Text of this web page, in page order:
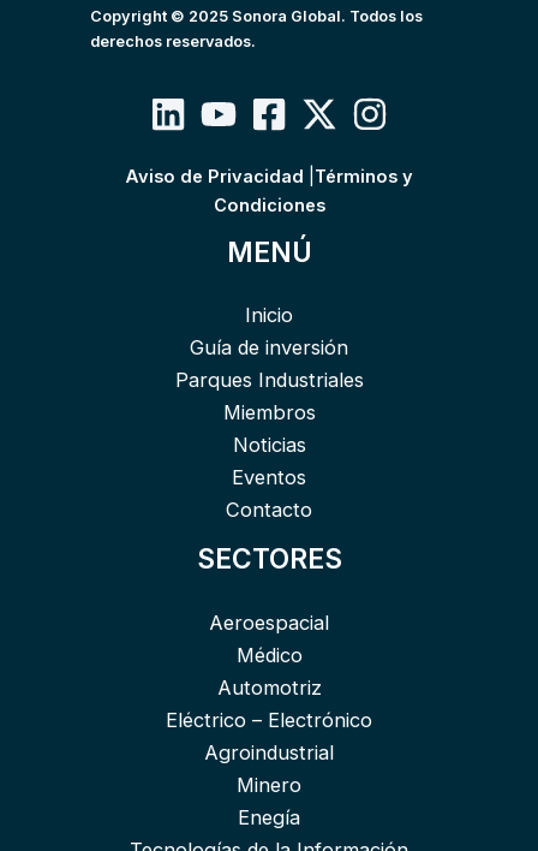
Copyright © 2025 Sonora Global. Todos los
derechos reservados.
Aviso de Privacidad
Términos y
Condiciones
MENÚ
Inicio
Guía de inversión
Parques Industriales
Miembros
Noticias
Eventos
Contacto
SECTORES
Aeroespacial
Médico
Automotriz
Eléctrico – Electrónico
Agroindustrial
Minero
Enegía